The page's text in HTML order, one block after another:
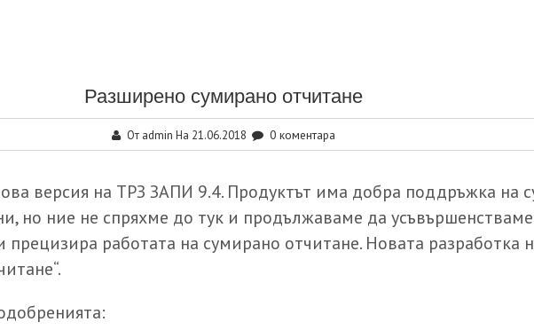
Разширено сумирано отчитане
От admin На 21.06.2018 0 коментара
версия на ТРЗ ЗАПИ 9.4. Продуктът има добра поддръжка на
но ние не спряхме до тук и продължаваме да
прецизира работата на сумирано отчитане. Новата разработка